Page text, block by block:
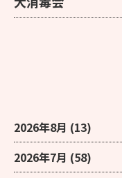
2026年8月 (13)
2026年7月 (58)